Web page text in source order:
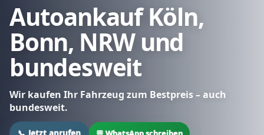
Autoankauf Köln,
Bonn, NRW und
bundesweit
Wir kaufen Ihr Fahrzeug zum Bestpreis – auch
bundesweit.
📞 Jetzt anrufen